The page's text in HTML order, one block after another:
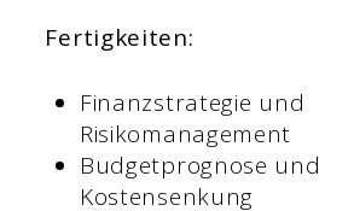
Fertigkeiten:
Finanzstrategie und
Risikomanagement
Budgetprognose und
Kostensenkung